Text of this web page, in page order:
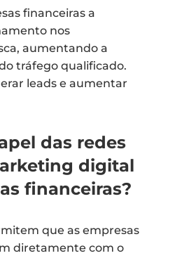
financeiras a
nos
aumentando a
tráfego qualificado.
leads e aumentar
das redes
digital
financeiras?
que as empresas
diretamente com o